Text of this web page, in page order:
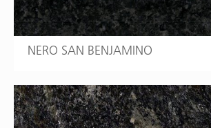
NERO SAN BENJAMINO